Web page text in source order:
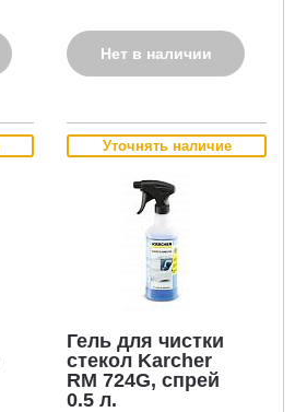
Нет в наличии
Уточнять наличие
Гель для чистки
стекол Karcher
RM 724G, спрей
0.5 л.